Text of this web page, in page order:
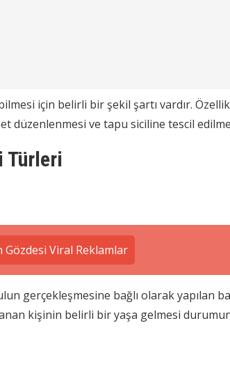
için belirli bir şekil şartı vardır.
düzenlenmesi ve tapu siciline tescil
Türleri
Gözdesi Viral Reklamlar
gerçekleşmesine bağlı olarak yapılan
kişinin belirli bir yaşa gelmesi